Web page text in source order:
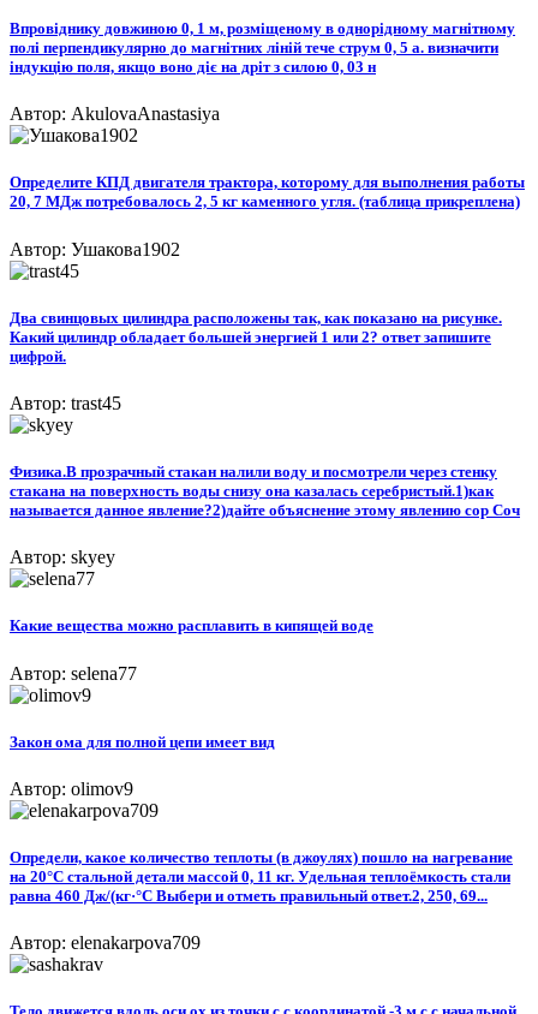
Впровіднику довжиною 0, 1 м, розміщеному в однорідному магнітному
полі перпендикулярно до магнітних ліній тече струм 0, 5 а. визначити
індукцію поля, якщо воно діє на дріт з силою 0, 03 н​
Автор: AkulovaAnastasiya
Определите КПД двигателя трактора, которому для выполнения работы
20, 7 МДж потребовалось 2, 5 кг каменного угля. (таблица прикреплена)
Автор: Ушакова1902
Два свинцовых цилиндра расположены так, как показано на рисунке.
Какий цилиндр обладает большей энергией 1 или 2? ответ запишите
цифрой.
Автор: trast45
Физика.В прозрачный стакан налили воду и посмотрели через стенку
стакана на поверхность воды снизу она казалась серебристый.1)как
называется данное явление?2)дайте объяснение этому явлению сор Соч​
Автор: skyey
Какие вещества можно расплавить в кипящей воде
Автор: selena77
Закон ома для полной цепи имеет вид
Автор: olimov9
Определи, какое количество теплоты (в джоулях) пошло на нагревание
на 20°C стальной детали массой 0, 11 кг. Удельная теплоёмкость стали
равна 460 Дж/(кг·°C Выбери и отметь правильный ответ.2, 250, 69...
Автор: elenakarpova709